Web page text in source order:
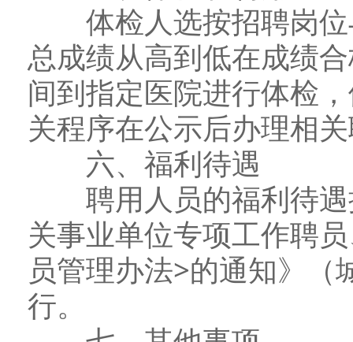
体检人选按招聘岗位
总成绩从高到低在成绩
间到指定医院进行体检
关程序在公示后办理相
六、福利待遇
聘用人员的福利待遇
关事业单位专项工作聘
员管理办法>的通知》
行。